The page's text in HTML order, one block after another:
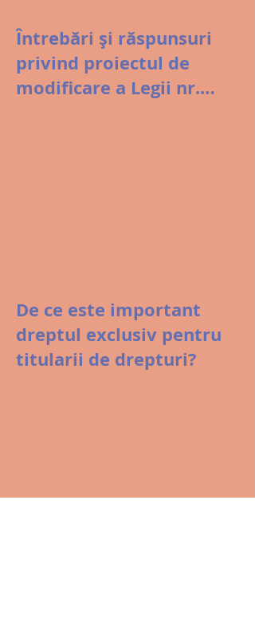
Întrebări și răspunsuri
privind proiectul de
modificare a Legii nr.
De ce este important
dreptul exclusiv pentru
titularii de drepturi?